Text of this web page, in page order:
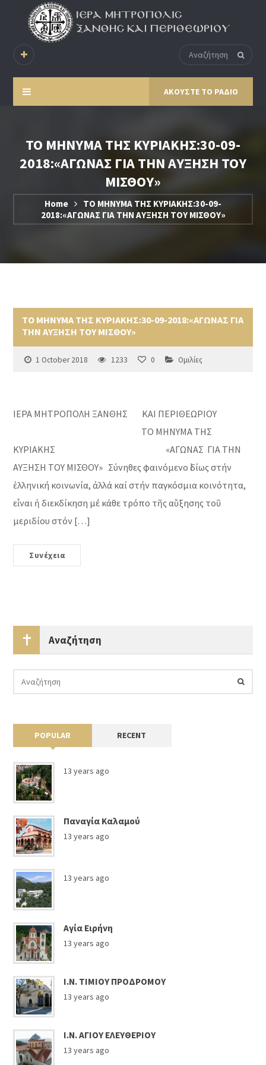
ΑΚΟΥΣΤΕ ΤΟ ΡΑΔΙΟ
ΤΟ ΜΗΝΥΜΑ ΤΗΣ ΚΥΡΙΑΚΗΣ:30-09-
2018:«ΑΓΩΝΑΣ ΓΙΑ ΤΗΝ ΑΥΞΗΣΗ ΤΟΥ
ΜΙΣΘΟΥ»
Home
ΤΟ ΜΗΝΥΜΑ ΤΗΣ ΚΥΡΙΑΚΗΣ:30-09-
2018:«ΑΓΩΝΑΣ ΓΙΑ ΤΗΝ ΑΥΞΗΣΗ ΤΟΥ ΜΙΣΘΟΥ»
ΤΟ ΜΗΝΥΜΑ ΤΗΣ ΚΥΡΙΑΚΗΣ:30-09-2018:«ΑΓΩΝΑΣ ΓΙΑ
ΤΗΝ ΑΥΞΗΣΗ ΤΟΥ ΜΙΣΘΟΥ»
1 October 2018 1233 0 Ομιλίες
ΙΕΡΑ ΜΗΤΡΟΠΟΛΗ ΞΑΝΘΗΣ ΚΑΙ ΠΕΡΙΘΕΩΡΙΟΥ
ΤΟ ΜΗΝΥΜΑ ΤΗΣ
ΚΥΡΙΑΚΗΣ «ΑΓΩΝΑΣ ΓΙΑ ΤΗΝ
ΑΥΞΗΣΗ ΤΟΥ ΜΙΣΘΟΥ» Σύνηθες φαινόμενο ἰδίως στήν
ἑλληνική κοινωνία, ἀλλά καί στήν παγκόσμια κοινότητα,
εἶναι ἡ διεκδίκηση μέ κάθε τρόπο τῆς αὔξησης τοῦ
μεριδίου στόν […]
Συνέχεια
Αναζήτηση
POPULAR RECENT
13 years ago
Παναγία Καλαμού
13 years ago
13 years ago
Αγία Ειρήνη
13 years ago
Ι.Ν. ΤΙΜΙΟΥ ΠΡΟΔΡΟΜΟΥ
13 years ago
Ι.Ν. ΑΓΙΟΥ ΕΛΕΥΘΕΡΙΟΥ
13 years ago